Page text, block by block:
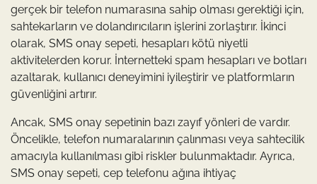
gerçek bir telefon numarasına sahip olması gerektiği için,
sahtekarların ve dolandırıcıların işlerini zorlaştırır. İkinci
olarak, SMS onay sepeti, hesapları kötü niyetli
aktivitelerden korur. İnternetteki spam hesapları ve botları
azaltarak, kullanıcı deneyimini iyileştirir ve platformların
güvenliğini artırır.
Ancak, SMS onay sepetinin bazı zayıf yönleri de vardır.
Öncelikle, telefon numaralarının çalınması veya sahtecilik
amacıyla kullanılması gibi riskler bulunmaktadır. Ayrıca,
SMS onay sepeti, cep telefonu ağına ihtiyaç